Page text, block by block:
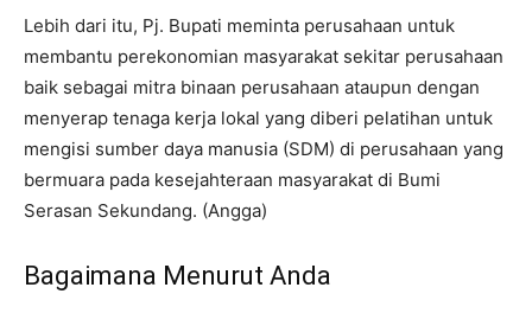
Lebih dari itu, Pj. Bupati meminta perusahaan untuk
membantu perekonomian masyarakat sekitar perusahaan
baik sebagai mitra binaan perusahaan ataupun dengan
menyerap tenaga kerja lokal yang diberi pelatihan untuk
mengisi sumber daya manusia (SDM) di perusahaan yang
bermuara pada kesejahteraan masyarakat di Bumi
Serasan Sekundang. (Angga)
Bagaimana Menurut Anda